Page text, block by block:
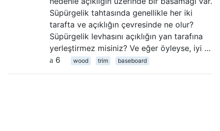
Süpürgelik tahtasında genellikle her iki
tarafta ve açıklığın çevresinde ne olur?
Süpürgelik levhasını açıklığın yan tarafına
yerleştirmez misiniz? Ve eğer öyleyse, iyi …
6
wood trim baseboard